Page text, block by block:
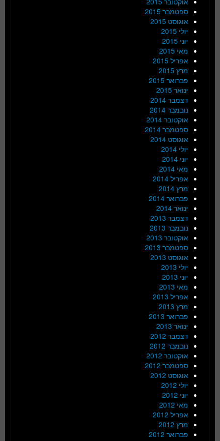
ספטמבר 2015
אוגוסט 2015
יולי 2015
יוני 2015
מאי 2015
אפריל 2015
מרץ 2015
פברואר 2015
ינואר 2015
דצמבר 2014
נובמבר 2014
אוקטובר 2014
ספטמבר 2014
אוגוסט 2014
יולי 2014
יוני 2014
מאי 2014
אפריל 2014
מרץ 2014
פברואר 2014
ינואר 2014
דצמבר 2013
נובמבר 2013
אוקטובר 2013
ספטמבר 2013
אוגוסט 2013
יולי 2013
יוני 2013
מאי 2013
אפריל 2013
מרץ 2013
פברואר 2013
ינואר 2013
דצמבר 2012
נובמבר 2012
אוקטובר 2012
ספטמבר 2012
אוגוסט 2012
יולי 2012
יוני 2012
מאי 2012
אפריל 2012
מרץ 2012
פברואר 2012